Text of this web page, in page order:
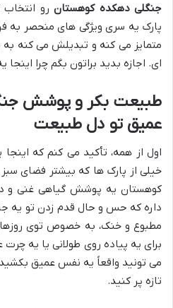
جنگلی دهکده کوهستانرو انتخاب
پارک یه سری ویژگی های منحصر به
متمایز می کنه و تبدیلش می کنه به
ای. اجازه بدید براتون بگم چرا
طبیعت بکر و پوشش
عمیق تو دل طبیعت
اول از همه، تأکید می کنم که اینجا
خیلی از پارک ها که بیشتر فضای
کوهستان یه پوشش گیاهی غنی و
داره که حس و حال قدم زدن تو یه
مطبوع و خنک، به خصوص توی
برای یه پیاده روی طولانی یا یه چرت
می تونید واقعاً یه نفس عمیق
تازه پر کنید.